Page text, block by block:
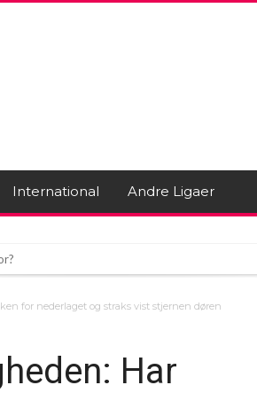
International Andre Ligaer
for nederlaget og straks vist stjernen døren
Har